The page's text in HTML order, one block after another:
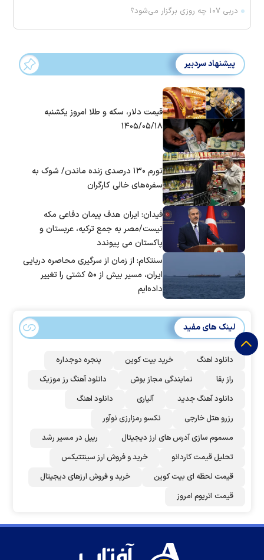
دربی ۱۰۷ چه روزی برگزار می‌شود؟
پیشنهاد سردبیر
قیمت دلار، سکه و طلا امروز یکشنبه
۱۴۰۵/۰۵/۱۸
تورم ۱۳۰ درصدی زنده ماندن/ شوک به
سفره‌های خالی کارگران
فیدان: ایران هدف پیمان دفاعی مکه
نیست/مصر به جمع ترکیه، عربستان و
پاکستان می پیوندد
سنتکام: از زمان از سرگیری محاصره دریایی
ایران، مسیر بیش از ۵۰ کشتی را تغییر
داده‌ایم
لینک های مفید
دانلود اهنگ خرید بیت کوین
پنجره دوجداره
راز بقا
نمایندگی مجاز بوش
دانلود آهنگ رز‌ موزیک
دانلود آهنگ جدید
آلپاری
دانلود اهنگ
رزرو هتل خارجی
نکسو رمزارزی نوآور
مسموم سازی آدرس های ارز دیجیتال
ریپل در مسیر رشد
تحلیل قیمت کاردانو
خرید و فروش ارز سینتتیکس
قیمت لحظه ای بیت کوین
خرید و فروش ارزهای دیجیتال
قیمت اتریوم امروز